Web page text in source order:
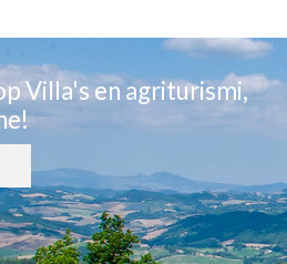
Villa's en agriturismi,